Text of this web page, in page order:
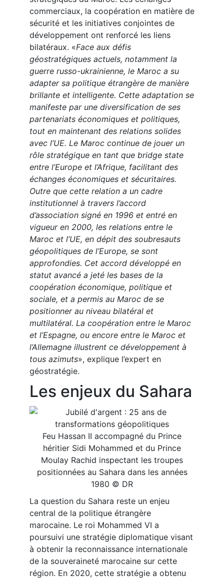
commerciaux, la coopération en matière de
sécurité et les initiatives conjointes de
développement ont renforcé les liens
bilatéraux. «Face aux défis
géostratégiques actuels, notamment la
guerre russo-ukrainienne, le Maroc a su
adapter sa politique étrangère de manière
brillante et intelligente. Cette adaptation se
manifeste par une diversification de ses
partenariats économiques et politiques,
tout en maintenant des relations solides
avec l’UE. Le Maroc continue de jouer un
rôle stratégique en tant que bridge state
entre l’Europe et l’Afrique, facilitant des
échanges économiques et sécuritaires.
Outre que cette relation a un cadre
institutionnel à travers l’accord
d’association signé en 1996 et entré en
vigueur en 2000, les relations entre le
Maroc et l’UE, en dépit des soubresauts
géopolitiques de l’Europe, se sont
approfondies. Cet accord développé en
statut avancé a jeté les bases de la
coopération économique, politique et
sociale, et a permis au Maroc de se
positionner au niveau bilatéral et
multilatéral. La coopération entre le Maroc
et l’Espagne, ou encore entre le Maroc et
l’Allemagne illustrent ce développement à
tous azimuts», explique l’expert en
géostratégie.
Les enjeux du Sahara
Feu Hassan II accompagné du Prince
héritier Sidi Mohammed et du Prince
Moulay Rachid inspectant les troupes
positionnées au Sahara dans les années
1980 © DR
La question du Sahara reste un enjeu
central de la politique étrangère
marocaine. Le roi Mohammed VI a
poursuivi une stratégie diplomatique visant
à obtenir la reconnaissance internationale
de la souveraineté marocaine sur cette
région. En 2020, cette stratégie a obtenu